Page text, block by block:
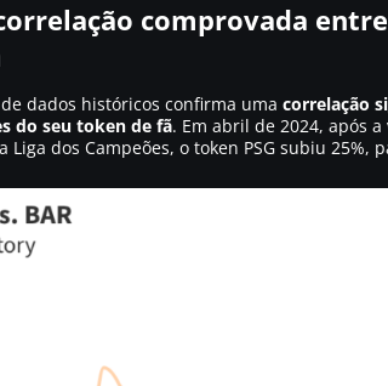
comprovada
dados históricos confirma uma correlação
do seu token de fã. Em abril de 2024, após a
Liga dos Campeões, o token PSG subiu 25%,